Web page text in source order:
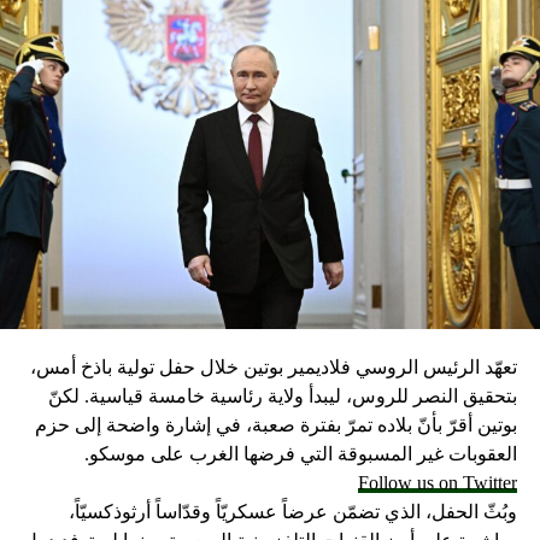
تعهّد الرئيس الروسي فلاديمير بوتين خلال حفل تولية باذخ أمس،
بتحقيق النصر للروس، ليبدأ ولاية رئاسية خامسة قياسية. لكنّ
بوتين أقرّ بأنّ بلاده تمرّ بفترة صعبة، في إشارة واضحة إلى حزم
العقوبات غير المسبوقة التي فرضها الغرب على موسكو.
Follow us on Twitter
وبُثّ الحفل، الذي تضمّن عرضاً عسكريّاً وقدّاساً أرثوذكسيّاً،